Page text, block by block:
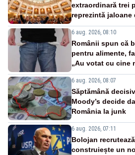
extraordinară trei
reprezintă jaloane
6 aug. 2026, 08:10
Românii spun că
pentru alimente,
„Au votat cu cine
6 aug. 2026, 08:07
Săptămână
Moody’s decide
România la junk
6 aug. 2026, 07:11
Bolojan
construiește un